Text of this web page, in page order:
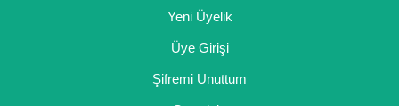
Yeni Üyelik
Üye Girişi
Şifremi Unuttum